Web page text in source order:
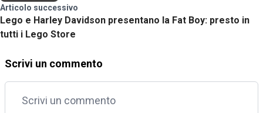
Articolo successivo
Lego e Harley Davidson presentano la Fat Boy: presto in
tutti i Lego Store
Scrivi un commento